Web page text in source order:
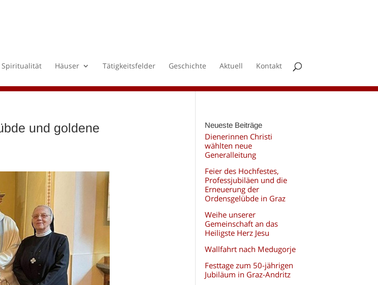
Spiritualität Häuser Tätigkeitsfelder Geschichte Aktuell Kontakt
und goldene
Neueste Beiträge
Dienerinnen Christi
wählten neue
Generalleitung
Feier des Hochfestes,
Professjubiläen und die
Erneuerung der
Ordensgelübde in Graz
Weihe unserer
Gemeinschaft an das
Heiligste Herz Jesu
Wallfahrt nach Medugorje
Festtage zum 50-jährigen
Jubiläum in Graz-Andritz